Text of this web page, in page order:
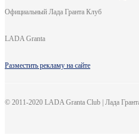
Официальный Лада Гранта Клуб
LADA Granta
Разместить рекламу на сайте
© 2011-2020 LADA Granta Club | Лада